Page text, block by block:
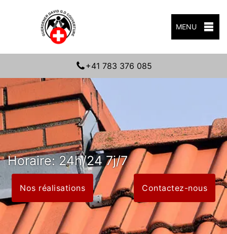
MENU
+41 783 376 085
Horaire: 24h/24 7j/7
Nos réalisations Contactez-nous